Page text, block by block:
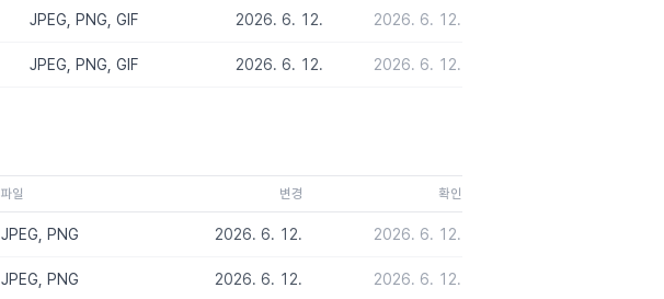
JPEG, PNG, GIF 2026. 6. 12. 2026. 6. 12.
JPEG, PNG, GIF 2026. 6. 12. 2026. 6. 12.
파일 변경 확인
JPEG, PNG 2026. 6. 12. 2026. 6. 12.
JPEG, PNG 2026. 6. 12. 2026. 6. 12.